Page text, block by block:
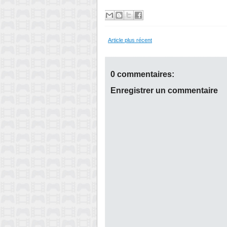
Article plus récent
0 commentaires:
Enregistrer un commentaire